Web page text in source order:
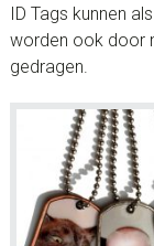
ID Tags kunnen
worden ook door
gedragen.